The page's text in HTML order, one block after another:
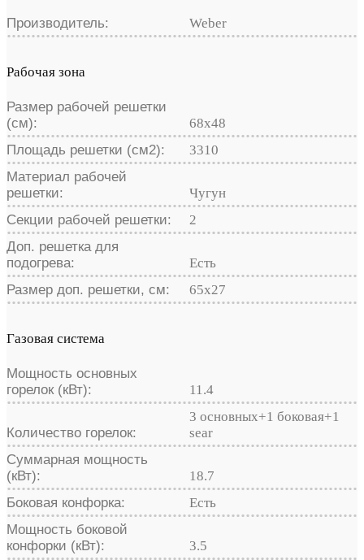
Производитель: Weber
Рабочая зона
Размер рабочей решетки
(см):
68х48
Площадь решетки (см2):
3310
Материал рабочей
решетки:
Чугун
Секции рабочей решетки:
2
Доп. решетка для
подогрева:
Есть
Размер доп. решетки, см:
65х27
Газовая система
Мощность основных
горелок (кВт):
11.4
Количество горелок:
3 основных+1 боковая+1
sear
Суммарная мощность
(кВт):
18.7
Боковая конфорка:
Есть
Мощность боковой
конфорки (кВт):
3.5